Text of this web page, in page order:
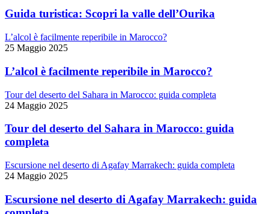
Guida turistica: Scopri la valle dell’Ourika
L’alcol è facilmente reperibile in Marocco?
25 Maggio 2025
L’alcol è facilmente reperibile in Marocco?
Tour del deserto del Sahara in Marocco: guida completa
24 Maggio 2025
Tour del deserto del Sahara in Marocco: guida
completa
Escursione nel deserto di Agafay Marrakech: guida completa
24 Maggio 2025
Escursione nel deserto di Agafay Marrakech: guida